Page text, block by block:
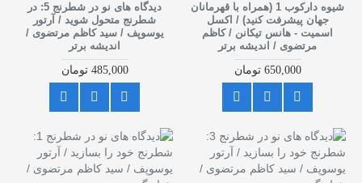
شیوه دارکوب 1 (همراه با قهرمانان
جهان پیشرفت کنید) / اکسل
اسمیت - هانس تیکانن / کاظم
مرتضوی / اندیشه برتر
650,000 تومان
دیدگاه های نو در شطرنج 5: در
شطرنج متحول شوید / آرتور
یوسوپف / سید کاظم مرتضوی /
اندیشه برتر
485,000 تومان